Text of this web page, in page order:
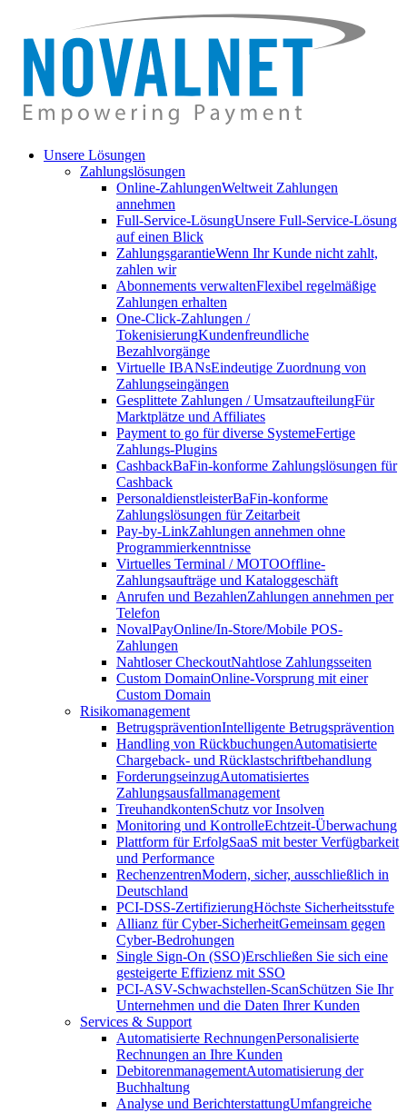
Unsere Lösungen
Zahlungslösungen
Online-ZahlungenWeltweit Zahlungen
annehmen
Full-Service-LösungUnsere Full-Service-Lösung
auf einen Blick
ZahlungsgarantieWenn Ihr Kunde nicht zahlt,
zahlen wir
Abonnements verwaltenFlexibel regelmäßige
Zahlungen erhalten
One-Click-Zahlungen /
TokenisierungKundenfreundliche
Bezahlvorgänge
Virtuelle IBANsEindeutige Zuordnung von
Zahlungseingängen
Gesplittete Zahlungen / UmsatzaufteilungFür
Marktplätze und Affiliates
Payment to go für diverse SystemeFertige
Zahlungs-Plugins
CashbackBaFin-konforme Zahlungslösungen für
Cashback
PersonaldienstleisterBaFin-konforme
Zahlungslösungen für Zeitarbeit
Pay-by-LinkZahlungen annehmen ohne
Programmierkenntnisse
Virtuelles Terminal / MOTOOffline-
Zahlungsaufträge und Kataloggeschäft
Anrufen und BezahlenZahlungen annehmen per
Telefon
NovalPayOnline/In-Store/Mobile POS-
Zahlungen
Nahtloser CheckoutNahtlose Zahlungsseiten
Custom DomainOnline-Vorsprung mit einer
Custom Domain
Risikomanagement
BetrugspräventionIntelligente Betrugsprävention
Handling von RückbuchungenAutomatisierte
Chargeback- und Rücklastschriftbehandlung
ForderungseinzugAutomatisiertes
Zahlungsausfallmanagement
TreuhandkontenSchutz vor Insolven
Monitoring und KontrolleEchtzeit-Überwachung
Plattform für ErfolgSaaS mit bester Verfügbarkeit
und Performance
RechenzentrenModern, sicher, ausschließlich in
Deutschland
PCI-DSS-ZertifizierungHöchste Sicherheitsstufe
Allianz für Cyber-SicherheitGemeinsam gegen
Cyber-Bedrohungen
Single Sign-On (SSO)Erschließen Sie sich eine
gesteigerte Effizienz mit SSO
PCI-ASV-Schwachstellen-ScanSchützen Sie Ihr
Unternehmen und die Daten Ihrer Kunden
Services & Support
Automatisierte RechnungenPersonalisierte
Rechnungen an Ihre Kunden
DebitorenmanagementAutomatisierung der
Buchhaltung
Analyse und BerichterstattungUmfangreiche